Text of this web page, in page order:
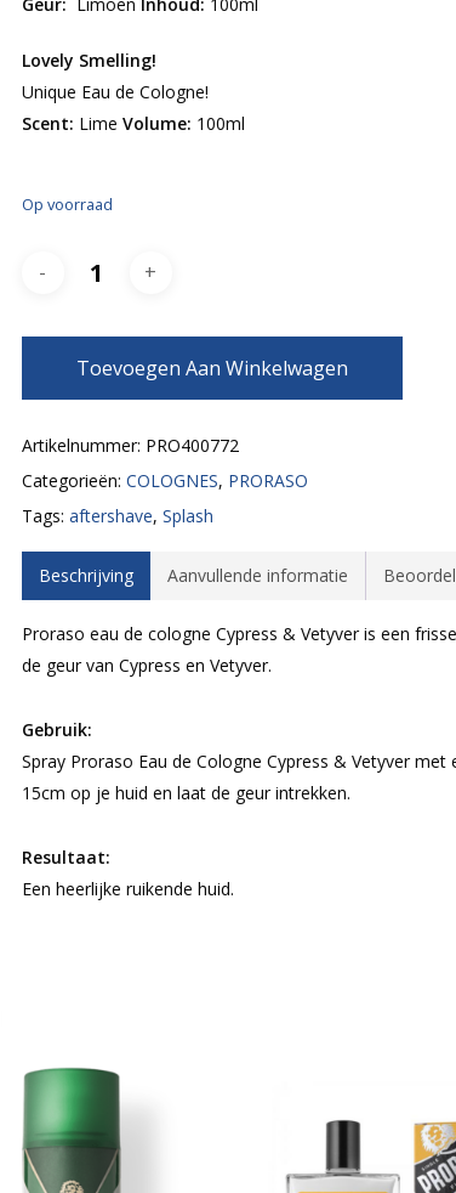
Lovely Smelling!
Unique Eau de Cologne!
Scent: Lime Volume: 100ml
Op voorraad
Toevoegen Aan Winkelwagen
Artikelnummer: PRO400772
Categorieën: COLOGNES, PRORASO
Tags: aftershave, Splash
Beschrijving Aanvullende informatie
Proraso eau de cologne Cypress & Vetyver is een
de geur van Cypress en Vetyver.
Gebruik:
Spray Proraso Eau de Cologne Cypress & Vetyver met
15cm op je huid en laat de geur intrekken.
Resultaat:
Een heerlijke ruikende huid.